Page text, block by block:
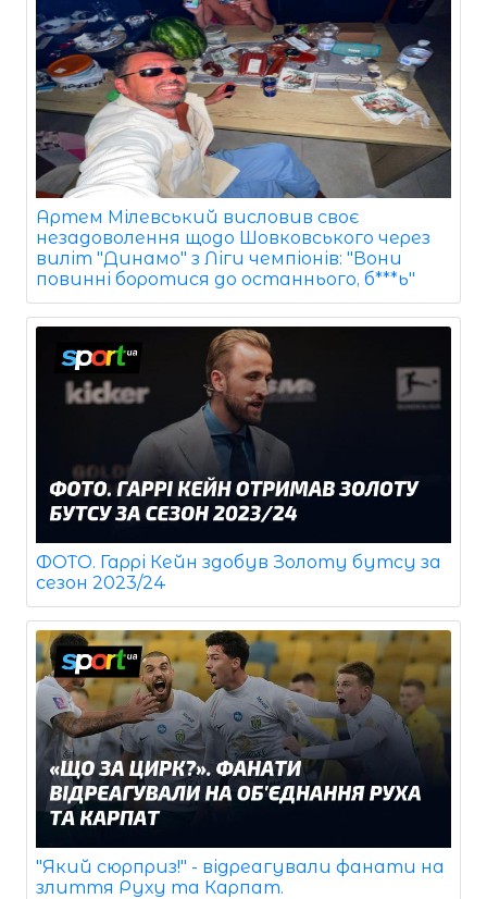
Артем Мілевський висловив своє
незадоволення щодо Шовковського через
виліт "Динамо" з Ліги чемпіонів: "Вони
повинні боротися до останнього, б***ь"
ФОТО. Гаррі Кейн здобув Золоту бутсу за
сезон 2023/24
"Який сюрприз!" - відреагували фанати на
злиття Руху та Карпат.